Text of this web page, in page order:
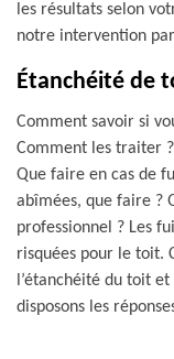
les résultats selon
notre intervention
Étanchéité de
Comment savoir si
Comment les traiter
Que faire en cas de
abîmées, que faire ?
professionnel ? Les
risquées pour le toit.
l’étanchéité du toit
disposons les